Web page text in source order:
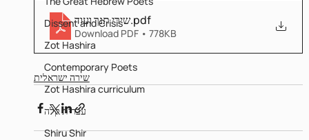
Dissent and Crisis
Zot Hashira
Contemporary Poets
Zot Hashira curriculum
עברית קלה
Shiru Shir
שירי תנך ועוד.pdf
Download PDF • 778KB
שירה ישראלית